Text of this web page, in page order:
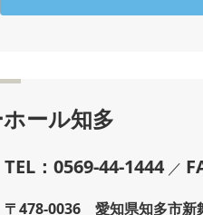
ール知多
TEL：0569-44-1444 ／
〒478-0036 愛知県知多市新